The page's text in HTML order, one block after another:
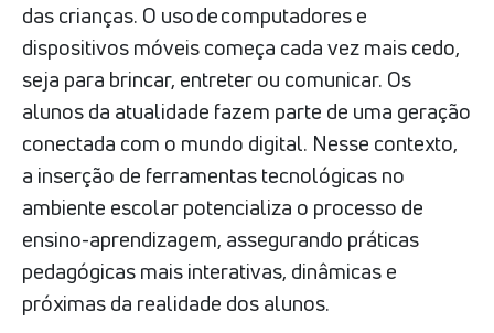
das crianças. O uso de computadores e
dispositivos móveis começa cada vez mais cedo,
seja para brincar, entreter ou comunicar. Os
alunos da atualidade fazem parte de uma geração
conectada com o mundo digital. Nesse contexto,
a inserção de ferramentas tecnológicas no
ambiente escolar potencializa o processo de
ensino-aprendizagem, assegurando práticas
pedagógicas mais interativas, dinâmicas e
próximas da realidade dos alunos.